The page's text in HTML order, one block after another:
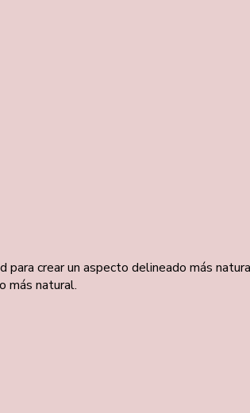
crear un aspecto delineado más
más natural.